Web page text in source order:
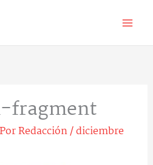
fragment
Redacción/diciembre